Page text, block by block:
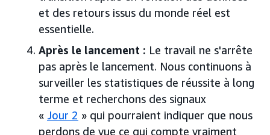
et des retours issus du monde réel est
essentielle.
Après le lancement : Le travail ne s'arrête
pas après le lancement. Nous continuons à
surveiller les statistiques de réussite à long
terme et recherchons des signaux
« Jour 2 » qui pourraient indiquer que nous
perdons de vue ce qui compte vraiment